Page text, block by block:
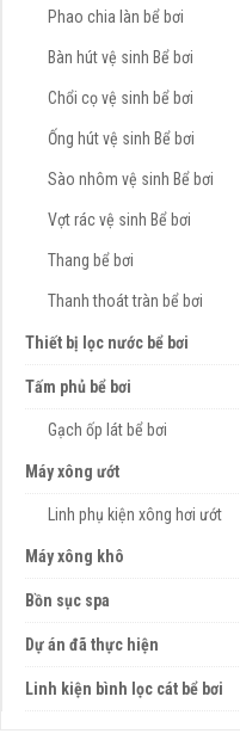
Phao chia làn bể bơi
Bàn hút vệ sinh Bể bơi
Chổi cọ vệ sinh bể bơi
Ống hút vệ sinh Bể bơi
Sào nhôm vệ sinh Bể bơi
Vợt rác vệ sinh Bể bơi
Thang bể bơi
Thanh thoát tràn bể bơi
Thiết bị lọc nước bể bơi
Tấm phủ bể bơi
Gạch ốp lát bể bơi
Máy xông ướt
Linh phụ kiện xông hơi ướt
Máy xông khô
Bồn sục spa
Dự án đã thực hiện
Linh kiện bình lọc cát bể bơi